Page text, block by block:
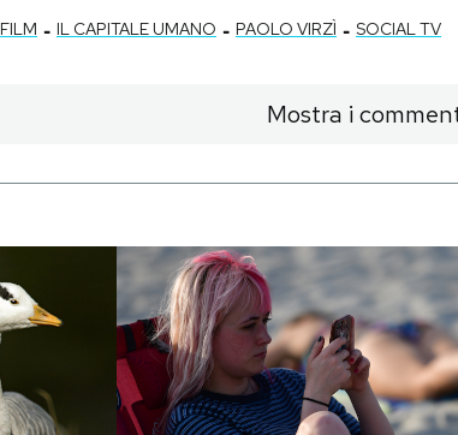
FILM - IL CAPITALE UMANO - PAOLO VIRZÌ - SOCIAL TV
Mostra i